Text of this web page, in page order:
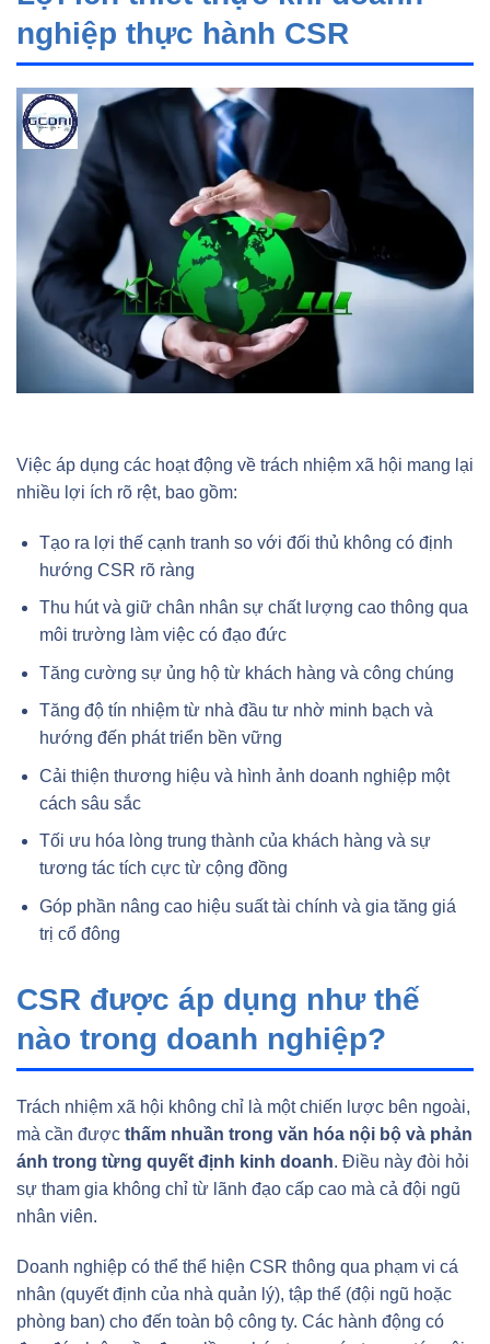
nghiệp thực hành CSR
Việc áp dụng các hoạt động về trách nhiệm xã hội mang lại
nhiều lợi ích rõ rệt, bao gồm:
Tạo ra lợi thế cạnh tranh so với đối thủ không có định
hướng CSR rõ ràng
Thu hút và giữ chân nhân sự chất lượng cao thông qua
môi trường làm việc có đạo đức
Tăng cường sự ủng hộ từ khách hàng và công chúng
Tăng độ tín nhiệm từ nhà đầu tư nhờ minh bạch và
hướng đến phát triển bền vững
Cải thiện thương hiệu và hình ảnh doanh nghiệp một
cách sâu sắc
Tối ưu hóa lòng trung thành của khách hàng và sự
tương tác tích cực từ cộng đồng
Góp phần nâng cao hiệu suất tài chính và gia tăng giá
trị cổ đông
CSR được áp dụng như thế
nào trong doanh nghiệp?
Trách nhiệm xã hội không chỉ là một chiến lược bên ngoài,
mà cần được thấm nhuần trong văn hóa nội bộ và phản
ánh trong từng quyết định kinh doanh. Điều này đòi hỏi
sự tham gia không chỉ từ lãnh đạo cấp cao mà cả đội ngũ
nhân viên.
Doanh nghiệp có thể thể hiện CSR thông qua phạm vi cá
nhân (quyết định của nhà quản lý), tập thể (đội ngũ hoặc
phòng ban) cho đến toàn bộ công ty. Các hành động có